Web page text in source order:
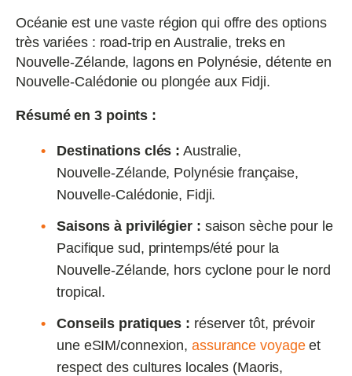
Océanie est une vaste région qui offre des options
très variées : road-trip en Australie, treks en
Nouvelle‑Zélande, lagons en Polynésie, détente en
Nouvelle‑Calédonie ou plongée aux Fidji.
Résumé en 3 points :
Destinations clés : Australie,
Nouvelle‑Zélande, Polynésie française,
Nouvelle‑Calédonie, Fidji.
Saisons à privilégier : saison sèche pour le
Pacifique sud, printemps/été pour la
Nouvelle‑Zélande, hors cyclone pour le nord
tropical.
Conseils pratiques : réserver tôt, prévoir
une eSIM/connexion, assurance voyageet
respect des cultures locales (Maoris,